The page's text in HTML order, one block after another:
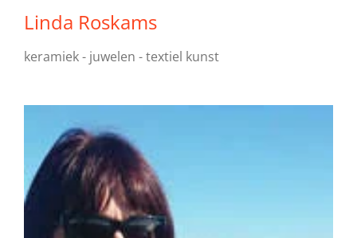
Linda Roskams
keramiek - juwelen - textiel kunst